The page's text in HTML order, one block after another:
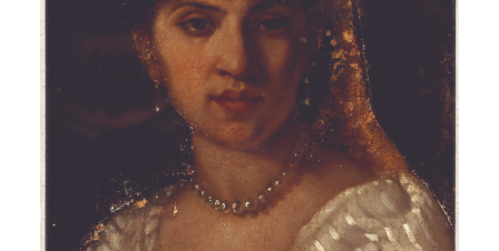
快捷登录 帐号密码登录
手机号码
发送验证码
手机号码将作为您的登录账号